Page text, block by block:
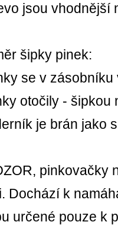
jsou vhodnější
šipky pinek:
se v
otočily - šipkou
je brán jako
pinkovačky
Dochází k
určené pouze k